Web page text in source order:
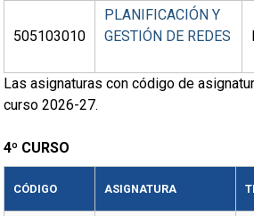
505103010
PLANIFICACIÓN Y
GESTIÓN DE REDES
Las asignaturas con código de
curso 2026-27.
4º CURSO
CÓDIGO ASIGNATURA